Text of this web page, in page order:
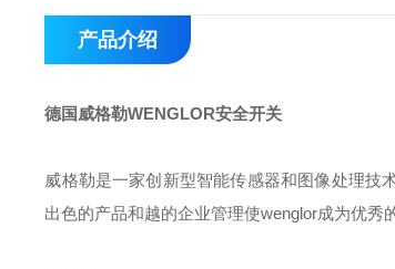
产品介绍
德国威格勒WENGLOR安全开关
威格勒是一家创新型智能传感器和图像处理技
出色的产品和越的企业管理使wenglor成为优秀